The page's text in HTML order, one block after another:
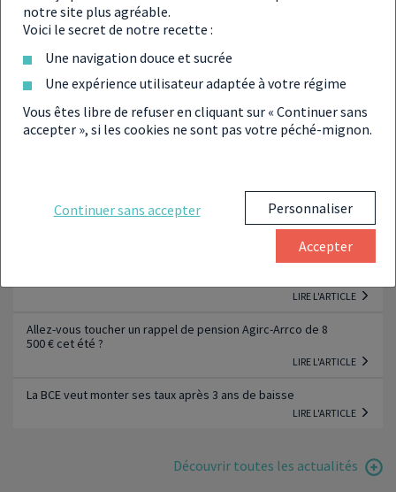
Quelles sont les échéances fiscales à ne pas manquer en
juillet 2026 ?
Ces aides à la rénovation énergétique de MaPrimeRénov’
le deuil » ?
LIRE L'ARTICLE
Pourquoi les PER des jeunes actifs investissent dans les
LIRE L'ARTICLE
Allez-vous toucher un rappel de pension Agirc-Arrco de 8
500 € cet été ?
LIRE L'ARTICLE
La BCE veut monter ses taux après 3 ans de baisse
LIRE L'ARTICLE
Découvrir toutes les actualités
notre site plus agréable.
Voici le secret de notre recette :
Une navigation douce et sucrée
Une expérience utilisateur adaptée à votre régime
Vous êtes libre de refuser en cliquant sur « Continuer sans
accepter », si les cookies ne sont pas votre péché-mignon.
Continuer sans accepter Personnaliser
Accepter